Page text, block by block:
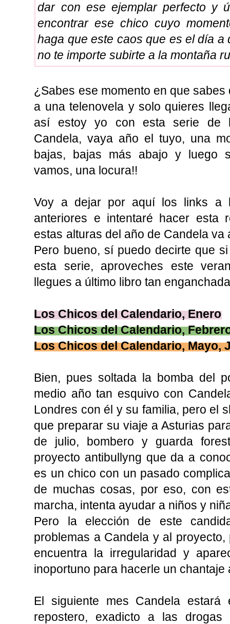
dar con ese ejemplar perfecto y
encontrar ese chico cuyo
haga que este caos que es el día a
no te importe subirte a la montaña
¿Sabes ese momento en que
a una telenovela y solo quieres
así estoy yo con esta serie de
Candela, vaya año el tuyo, una
bajas, bajas más abajo y luego
vamos, una locura!!
Voy a dejar por aquí los links a
anteriores e intentaré hacer esta
estas alturas del año de Candela va
Pero bueno, sí puedo decirte que
esta serie, aproveches este
llegues a último libro tan
Los Chicos del Calendario, Enero
Los Chicos del Calendario,
Los Chicos del Calendario, Mayo,
Bien, pues soltada la bomba del
medio año tan esquivo con
Londres con él y su familia, pero el
que preparar su viaje a Asturias
de julio, bombero y guarda
proyecto antibullyng que da a
es un chico con un pasado
de muchas cosas, por eso, con
marcha, intenta ayudar a niños y
Pero la elección de este
problemas a Candela y al
encuentra la irregularidad y
inoportuno para hacerle un chantaje
El siguiente mes Candela
repostero, exadicto a las